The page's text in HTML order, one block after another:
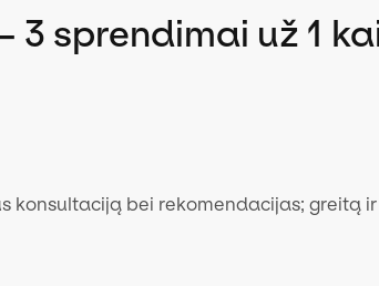
3 sprendimai už 1
konsultaciją bei rekomendacijas; greitą